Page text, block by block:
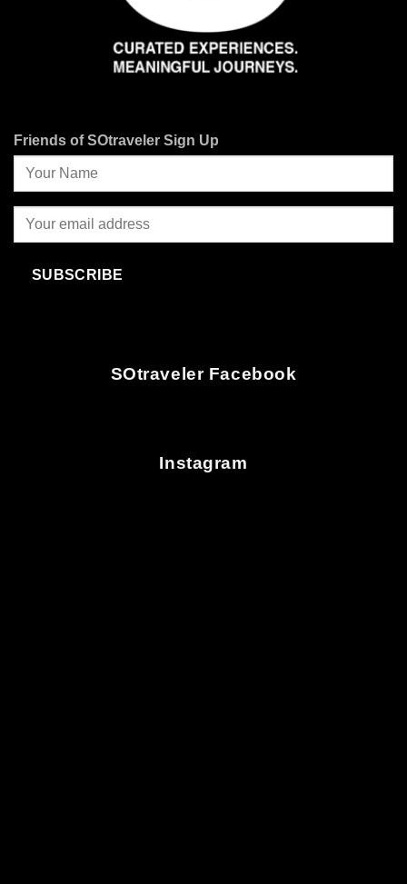
Friends of SOtraveler Sign Up
SUBSCRIBE
SOtraveler Facebook
Instagram